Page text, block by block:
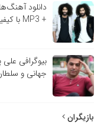
دانلود
+ MP3 با کیفیت بالا)
بیوگرافی
جهانی و
بازیگران